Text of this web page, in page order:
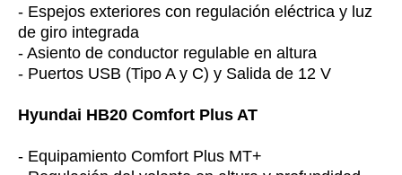
- Espejos exteriores con regulación eléctrica y luz
de giro integrada
- Asiento de conductor regulable en altura
- Puertos USB (Tipo A y C) y Salida de 12 V
Hyundai HB20 Comfort Plus AT
- Equipamiento Comfort Plus MT+